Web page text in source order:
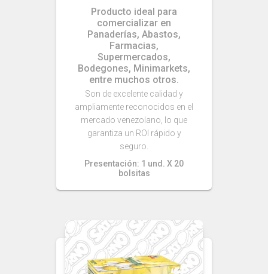
Producto ideal para
comercializar en
Panaderías, Abastos,
Farmacias,
Supermercados,
Bodegones, Minimarkets,
entre muchos otros.
Son de excelente calidad y
ampliamente reconocidos en el
mercado venezolano, lo que
garantiza un ROI rápido y
seguro.
Presentación: 1 und. X 20
bolsitas